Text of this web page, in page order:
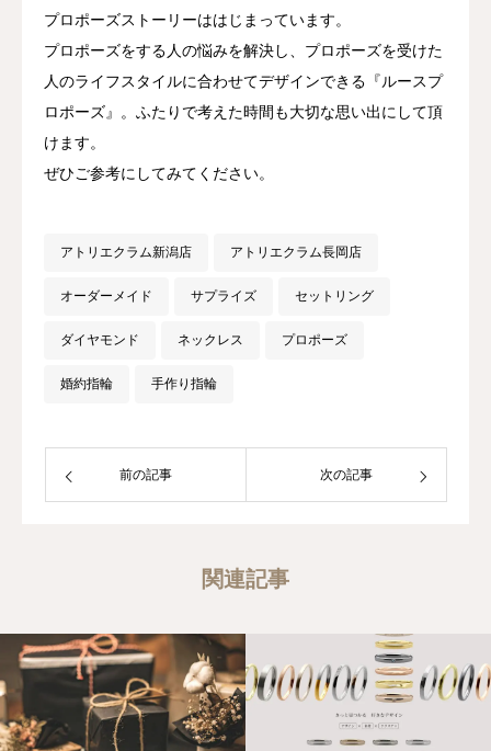
プロポーズストーリーははじまっています。
プロポーズをする人の悩みを解決し、プロポーズを受けた
人のライフスタイルに合わせてデザインできる『ルースプ
ロポーズ』。ふたりで考えた時間も大切な思い出にして頂
けます。
ぜひご参考にしてみてください。
アトリエクラム新潟店 アトリエクラム長岡店
オーダーメイド サプライズ セットリング
ダイヤモンド ネックレス プロポーズ
婚約指輪 手作り指輪
前の記事 次の記事
関連記事